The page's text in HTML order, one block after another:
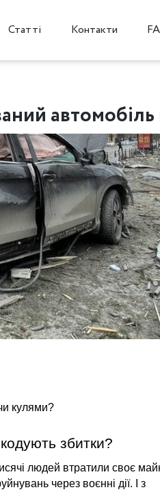
Статті Контакти
автомобіль
кулями?
збитки?
людей втратили своє
через воєнні дії. І з